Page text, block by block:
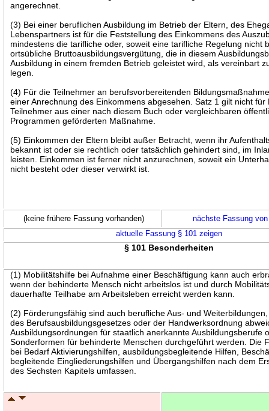
angerechnet.
(3) Bei einer beruflichen Ausbildung im Betrieb der Eltern, des
Lebenspartners ist für die Feststellung des Einkommens des
mindestens die tarifliche oder, soweit eine tarifliche Regelung nicht
ortsübliche Bruttoausbildungsvergütung, die in diesem
Ausbildung in einem fremden Betrieb geleistet wird, als vereinbart
legen.
(4) Für die Teilnehmer an berufsvorbereitenden
einer Anrechnung des Einkommens abgesehen. Satz 1 gilt nicht für
Teilnehmer aus einer nach diesem Buch oder vergleichbaren
Programmen geförderten Maßnahme.
(5) Einkommen der Eltern bleibt außer Betracht, wenn ihr
bekannt ist oder sie rechtlich oder tatsächlich gehindert sind, im
leisten. Einkommen ist ferner nicht anzurechnen, soweit ein
nicht besteht oder dieser verwirkt ist.
(keine frühere Fassung vorhanden)
nächste Fassung
aktuelle Fassung § 101 zeigen
§ 101 Besonderheiten
(1) Mobilitätshilfe bei Aufnahme einer Beschäftigung kann auch
wenn der behinderte Mensch nicht arbeitslos ist und durch
dauerhafte Teilhabe am Arbeitsleben erreicht werden kann.
(2) Förderungsfähig sind auch berufliche Aus- und
des Berufsausbildungsgesetzes oder der Handwerksordnung
Ausbildungsordnungen für staatlich anerkannte Ausbildungsberufe
Sonderformen für behinderte Menschen durchgeführt werden. Die
bei Bedarf Aktivierungshilfen, ausbildungsbegleitende Hilfen,
begleitende Eingliederungshilfen und Übergangshilfen nach dem
des Sechsten Kapitels umfassen.